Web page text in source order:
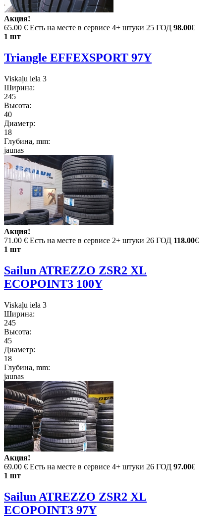
Акция!
65.00 € Есть на месте в сервисе 4+ штуки 25 ГОД 98.00€
1 шт
Triangle EFFEXSPORT 97Y
Viskaļu iela 3
Ширина:
245
Высота:
40
Диаметр:
18
Глубина, mm:
jaunas
Акция!
71.00 € Есть на месте в сервисе 2+ штуки 26 ГОД 118.00€
1 шт
Sailun ATREZZO ZSR2 XL
ECOPOINT3 100Y
Viskaļu iela 3
Ширина:
245
Высота:
45
Диаметр:
18
Глубина, mm:
jaunas
Акция!
69.00 € Есть на месте в сервисе 4+ штуки 26 ГОД 97.00€
1 шт
Sailun ATREZZO ZSR2 XL
ECOPOINT3 97Y